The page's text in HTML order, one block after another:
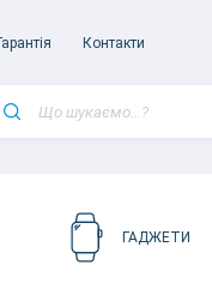
Контакти
ГАДЖЕТИ